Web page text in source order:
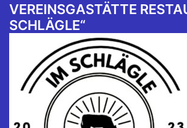
VEREINSGASTÄTTE
SCHLÄGLE“